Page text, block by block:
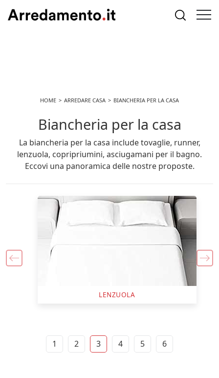
HOME ARREDARE CASA BIANCHERIA PER LA CASA
Biancheria per la casa
La biancheria per la casa include tovaglie, runner,
lenzuola, copripriumini, asciugamani per il bagno.
Eccovi una panoramica delle nostre proposte.
LENZUOLA
1 2 3 4 5 6